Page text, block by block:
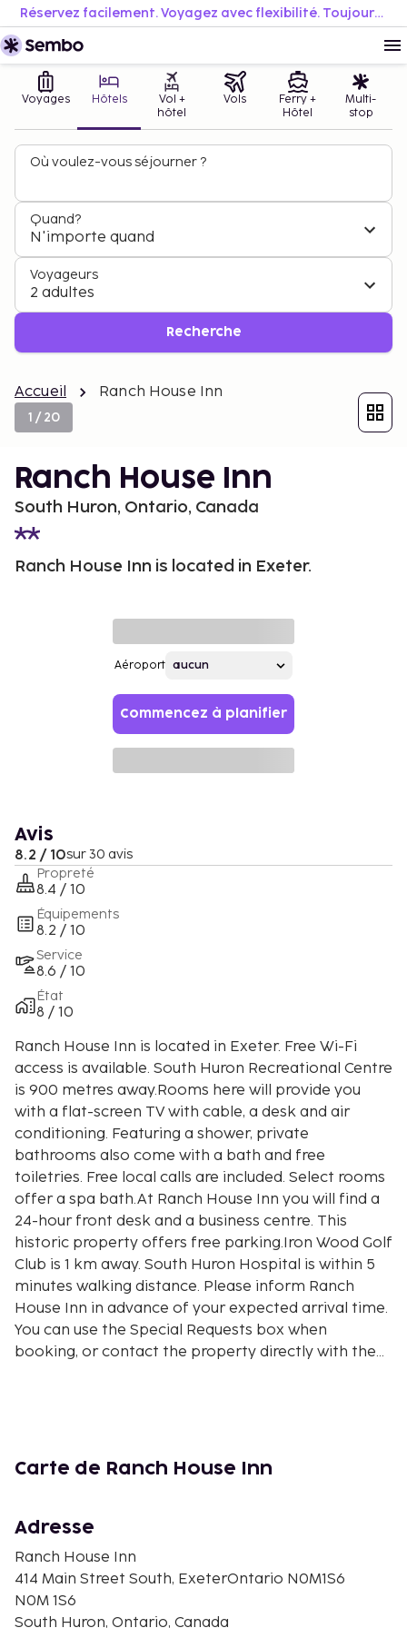
Réservez facilement. Voyagez avec flexibilité. Toujours au meilleur prix.
Voyages Hôtels
Vol +
hôtel
Vols
Ferry +
Hôtel
Multi-
stop
Où voulez-vous séjourner ?
Quand?
N'importe quand
Voyageurs
2 adultes
Recherche
Accueil Ranch House Inn
1 /20
Ranch House Inn
South Huron, Ontario, Canada
Ranch House Inn is located in Exeter.
Aéroport
Commencez à planifier
Avis
8.2 / 10sur 30 avis
Propreté
8.4 / 10
Équipements
8.2 / 10
Service
8.6 / 10
État
8 / 10
Ranch House Inn is located in Exeter. Free Wi-Fi
access is available. South Huron Recreational Centre
is 900 metres away.Rooms here will provide you
with a flat-screen TV with cable, a desk and air
conditioning. Featuring a shower, private
bathrooms also come with a bath and free
toiletries. Free local calls are included. Select rooms
offer a spa bath.At Ranch House Inn you will find a
24-hour front desk and a business centre. This
historic property offers free parking.Iron Wood Golf
Club is 1 km away. South Huron Hospital is within 5
minutes walking distance. Please inform Ranch
House Inn in advance of your expected arrival time.
You can use the Special Requests box when
booking, or contact the property directly with the
availability and additional charges may apply.You
cannot be guaranteed and are subject to availability
upon check-in. Additional charges may apply.
Disclaimer notification: Amenities are subject to
availability and may be chargeable as per the
hotel policy.
Carte de Ranch House Inn
Adresse
Ranch House Inn
414 Main Street South, ExeterOntario N0M1S6
N0M 1S6
South Huron, Ontario, Canada